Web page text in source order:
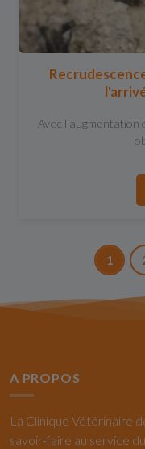
Avec
1
A PROPOS
La Clinique Vétérinaire
savoir-faire au service